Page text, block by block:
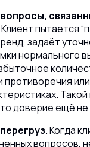
вопросы,
Клиент пытается
задаёт
нормального
противоречия
доверие ещё
перегруз.Когда
вопросов,